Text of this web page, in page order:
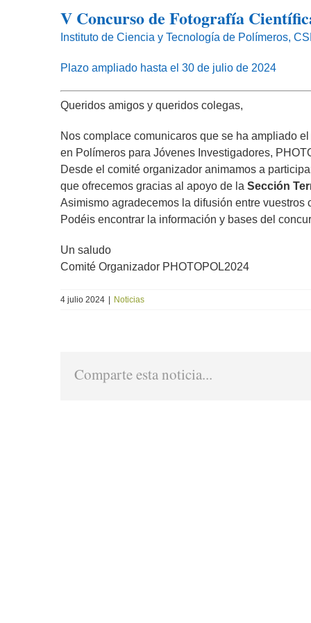
imagen
más
grande
V Concurso de Fotografía
Instituto de Ciencia y Tecnología de Polímeros,
Plazo ampliado hasta el 30 de julio de 2024
Queridos amigos y queridos colegas,
Nos complace comunicaros que se ha ampliado
en Polímeros para Jóvenes Investigadores,
Desde el comité organizador animamos a
que ofrecemos gracias al apoyo de la Sección
Asimismo agradecemos la difusión entre vuestros
Podéis encontrar la información y bases del
Un saludo
Comité Organizador PHOTOPOL2024
4 julio 2024 Noticias
Comparte esta noticia...